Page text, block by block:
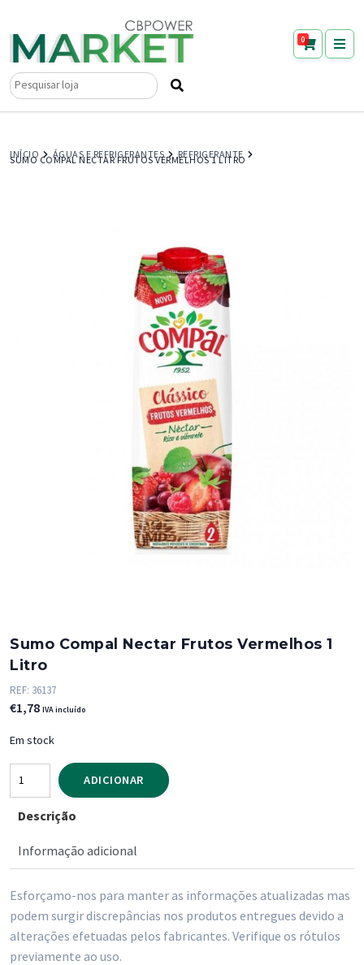
0
Pesquisar
INÍCIO ÁGUAS E REFRIGERANTES REFRIGERANTE
SUMO COMPAL NECTAR FRUTOS VERMELHOS 1 LITRO
Sumo Compal Nectar Frutos Vermelhos 1
Litro
REF: 36137
€1,78 IVA incluído
Em stock
Quantidade
de
Sumo
Vermelhos
1
ADICIONAR
Descrição
Informação adicional
Esforçamo-nos para manter as informações atualizadas mas
podem surgir discrepâncias nos produtos entregues devido a
alterações efetuadas pelos fabricantes. Verifique os rótulos
previamente ao uso.